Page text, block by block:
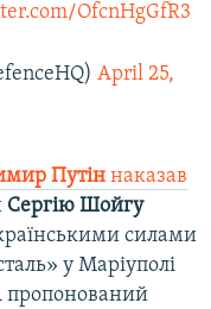
OfcnHgGfR3
April 25,
Путін наказав
Сергію Шойгу
силами
у Маріуполі
пропонований